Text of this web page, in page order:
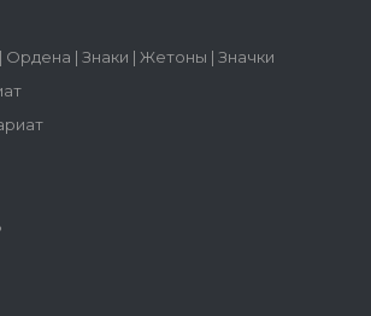
| Знаки | Жетоны | Значки